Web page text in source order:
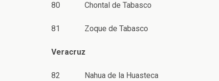
80 Chontal de Tabasco
81 Zoque de Tabasco
Veracruz
82 Nahua de la Huasteca